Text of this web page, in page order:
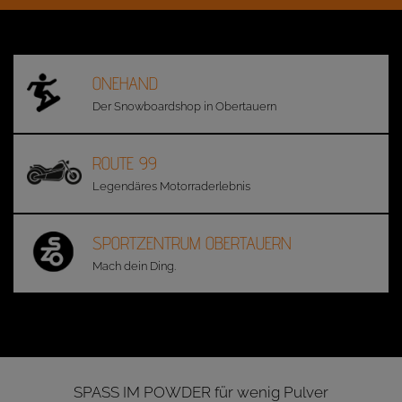
ONEHAND
Der Snowboardshop in Obertauern
ROUTE 99
Legendäres Motorraderlebnis
SPORTZENTRUM OBERTAUERN
Mach dein Ding.
SPASS IM POWDER für wenig Pulver